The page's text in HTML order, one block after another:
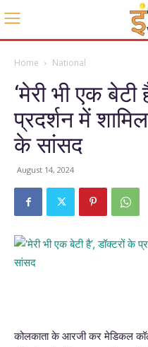
Home National
‘मेरी भी एक बेटी
प्रदर्शन में
के सांसद
August 14, 2024
कोलकाता के आरजी कर मेडिकल